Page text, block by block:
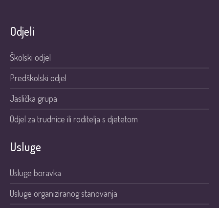
Odjeli
Školski odjel
Predškolski odjel
Jaslička grupa
Odjel za trudnice ili roditelja s djetetom
Usluge
Usluge boravka
Usluge organiziranog stanovanja